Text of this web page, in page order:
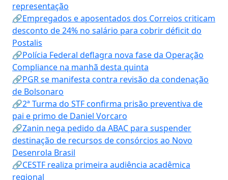
representação
🔗Empregados e aposentados dos Correios criticam
desconto de 24% no salário para cobrir déficit do
Postalis
🔗Polícia Federal deflagra nova fase da Operação
Compliance na manhã desta quinta
🔗PGR se manifesta contra revisão da condenação
de Bolsonaro
🔗2ª Turma do STF confirma prisão preventiva de
pai e primo de Daniel Vorcaro
🔗Zanin nega pedido da ABAC para suspender
destinação de recursos de consórcios ao Novo
Desenrola Brasil
🔗CESTF realiza primeira audiência acadêmica
regional